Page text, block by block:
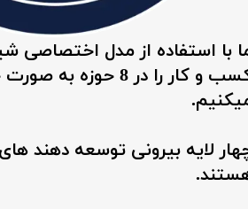
با استفاده از مدل اختصاصی
کسب و کار را در 8 حوزه
لایه بیرونی توسعه دهند